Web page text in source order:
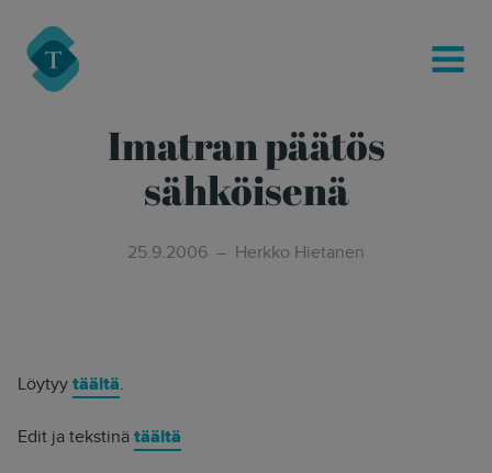
Turre Legal
MENU
Imatran päätös
sähköisenä
25.9.2006 Herkko Hietanen
Löytyytäältä.
Edit ja tekstinätäältä